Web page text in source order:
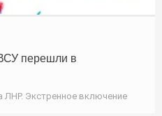
перешли в
ЛНР. Экстренное включение